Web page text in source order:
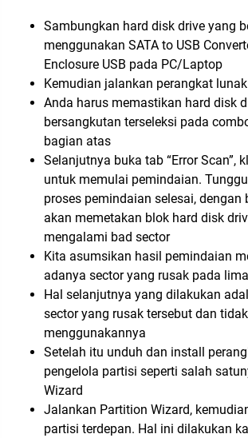
Sambungkan hard disk drive yang
menggunakan SATA to USB
Enclosure USB pada PC/Laptop
Kemudian jalankan perangkat
Anda harus memastikan hard disk
bersangkutan terseleksi pada
bagian atas
Selanjutnya buka tab “Error Scan”,
untuk memulai pemindaian.
proses pemindaian selesai, dengan
akan memetakan blok hard disk
mengalami bad sector
Kita asumsikan hasil pemindaian
adanya sector yang rusak pada
Hal selanjutnya yang dilakukan
sector yang rusak tersebut dan tidak
menggunakannya
Setelah itu unduh dan install
pengelola partisi seperti salah
Wizard
Jalankan Partition Wizard,
partisi terdepan. Hal ini dilakukan